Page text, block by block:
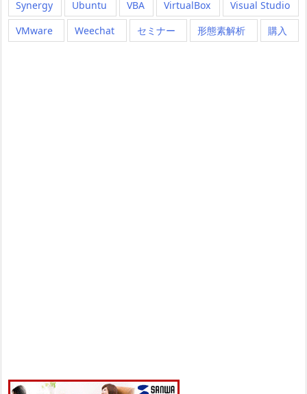
Synergy
Ubuntu VBA VirtualBox
Visual Studio
VMware
Weechat セミナー 形態素解析 購入